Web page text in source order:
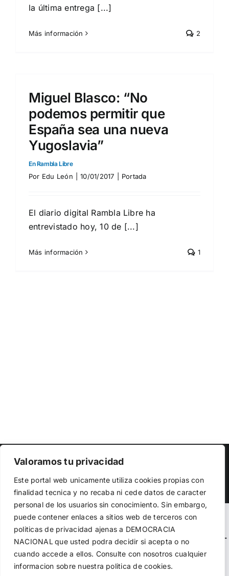
Valoramos tu privacidad
Este portal web unicamente utiliza cookies propias con
finalidad tecnica y no recaba ni cede datos de caracter
personal de los usuarios sin conocimiento. Sin embargo,
puede contener enlaces a sitios web de terceros con
politicas de privacidad ajenas a DEMOCRACIA
NACIONAL que usted podra decidir si acepta o no
cuando accede a ellos. Consulte con nosotros cualquier
informacion sobre nuestra politica de cookies.
la última entrega [...]
Más información 2
Miguel Blasco: “No
podemos permitir que
España sea una nueva
Yugoslavia”
En Rambla Libre
Por Edu León 10/01/2017 Portada
El diario digital Rambla Libre ha
entrevistado hoy, 10 de [...]
Más información 1
Copyright 2023 | Democracia Nacional
Facebook
TwitterInstagram
Warning : Undefined variable $visibility_homepage in
/home/demopwcr/public_html/wp-content/plugins/kn-
mobile-sharebar/kn_mobile_sharebar.php on line71
el funcionamiento de la web, medir su uso y mejorar
nuestros servicios. Puede aceptar todas las cookies,
rechazar las no necesarias o configurar sus preferencias.
Política de cookies
Aceptar todo
Rechazar